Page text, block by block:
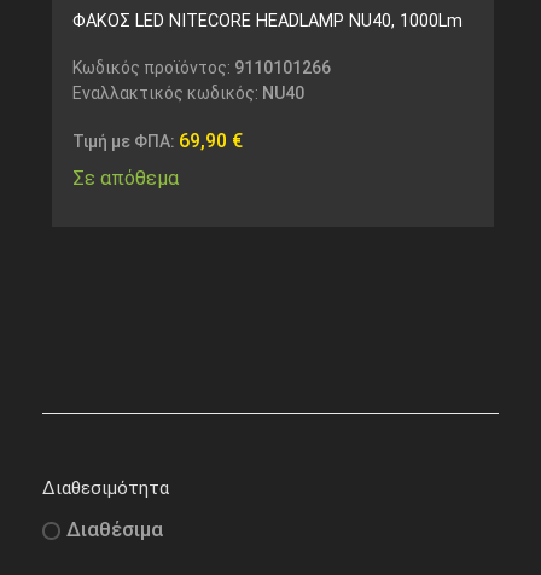
ΦΑΚΟΣ LED NITECORE HEADLAMP NU40, 1000Lm
Κωδικός προϊόντος: 9110101266
Εναλλακτικός κωδικός: NU40
Τιμή με ΦΠΑ: 69,90 €
Σε απόθεμα
Διαθεσιμότητα
Διαθέσιμα